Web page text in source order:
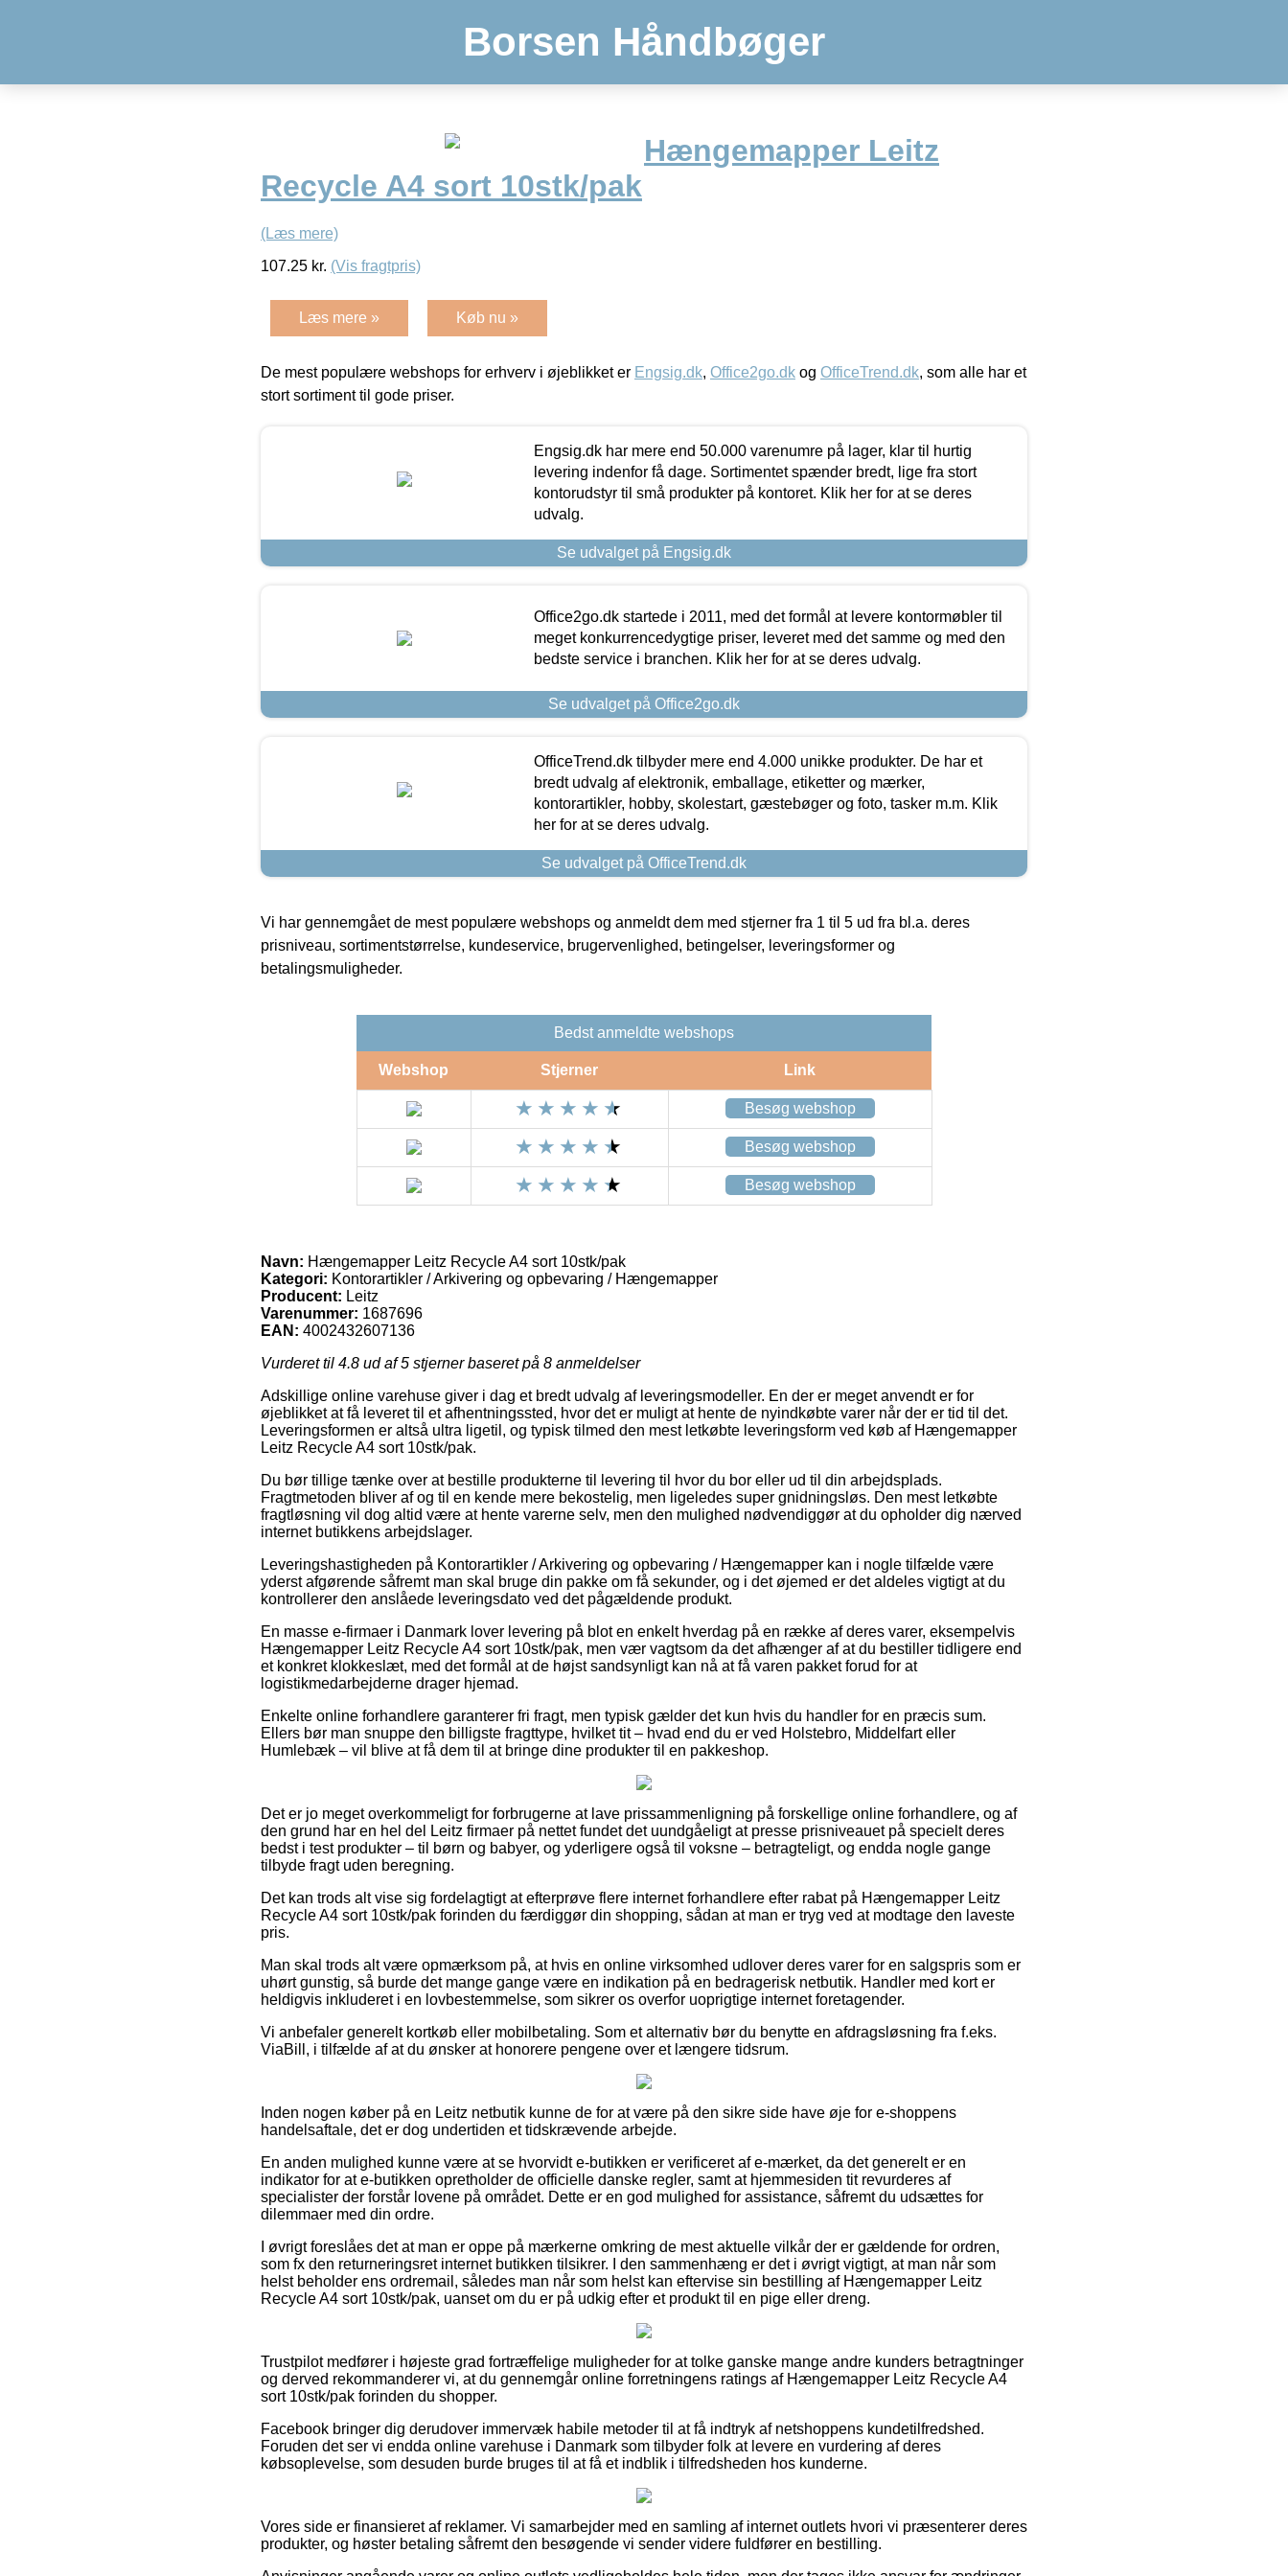
Borsen Håndbøger
Hængemapper Leitz
Recycle A4 sort 10stk/pak
(Læs mere)
107.25 kr. (Vis fragtpris)
Læs mere » Køb nu »
De mest populære webshops for erhverv i øjeblikket er Engsig.dk, Office2go.dk og OfficeTrend.dk, som alle har et
stort sortiment til gode priser.
Engsig.dk har mere end 50.000 varenumre på lager, klar til hurtig
levering indenfor få dage. Sortimentet spænder bredt, lige fra stort
kontorudstyr til små produkter på kontoret. Klik her for at se deres
udvalg.
Se udvalget på Engsig.dk
Office2go.dk startede i 2011, med det formål at levere kontormøbler til
meget konkurrencedygtige priser, leveret med det samme og med den
bedste service i branchen. Klik her for at se deres udvalg.
Se udvalget på Office2go.dk
OfficeTrend.dk tilbyder mere end 4.000 unikke produkter. De har et
bredt udvalg af elektronik, emballage, etiketter og mærker,
kontorartikler, hobby, skolestart, gæstebøger og foto, tasker m.m. Klik
her for at se deres udvalg.
Se udvalget på OfficeTrend.dk
Vi har gennemgået de mest populære webshops og anmeldt dem med stjerner fra 1 til 5 ud fra bl.a. deres
prisniveau, sortimentstørrelse, kundeservice, brugervenlighed, betingelser, leveringsformer og
betalingsmuligheder.
Bedst anmeldte webshops
Webshop Stjerner Link
Besøg webshop
Besøg webshop
Besøg webshop
Navn: Hængemapper Leitz Recycle A4 sort 10stk/pak
Kategori: Kontorartikler / Arkivering og opbevaring / Hængemapper
Producent: Leitz
Varenummer: 1687696
EAN: 4002432607136
Vurderet til 4.8 ud af 5 stjerner baseret på 8 anmeldelser
Adskillige online varehuse giver i dag et bredt udvalg af leveringsmodeller. En der er meget anvendt er for
øjeblikket at få leveret til et afhentningssted, hvor det er muligt at hente de nyindkøbte varer når der er tid til det.
Leveringsformen er altså ultra ligetil, og typisk tilmed den mest letkøbte leveringsform ved køb af Hængemapper
Leitz Recycle A4 sort 10stk/pak.
Du bør tillige tænke over at bestille produkterne til levering til hvor du bor eller ud til din arbejdsplads.
Fragtmetoden bliver af og til en kende mere bekostelig, men ligeledes super gnidningsløs. Den mest letkøbte
fragtløsning vil dog altid være at hente varerne selv, men den mulighed nødvendiggør at du opholder dig nærved
internet butikkens arbejdslager.
Leveringshastigheden på Kontorartikler / Arkivering og opbevaring / Hængemapper kan i nogle tilfælde være
yderst afgørende såfremt man skal bruge din pakke om få sekunder, og i det øjemed er det aldeles vigtigt at du
kontrollerer den anslåede leveringsdato ved det pågældende produkt.
En masse e-firmaer i Danmark lover levering på blot en enkelt hverdag på en række af deres varer, eksempelvis
Hængemapper Leitz Recycle A4 sort 10stk/pak, men vær vagtsom da det afhænger af at du bestiller tidligere end
et konkret klokkeslæt, med det formål at de højst sandsynligt kan nå at få varen pakket forud for at
logistikmedarbejderne drager hjemad.
Enkelte online forhandlere garanterer fri fragt, men typisk gælder det kun hvis du handler for en præcis sum.
Ellers bør man snuppe den billigste fragttype, hvilket tit – hvad end du er ved Holstebro, Middelfart eller
Humlebæk – vil blive at få dem til at bringe dine produkter til en pakkeshop.
Det er jo meget overkommeligt for forbrugerne at lave prissammenligning på forskellige online forhandlere, og af
den grund har en hel del Leitz firmaer på nettet fundet det uundgåeligt at presse prisniveauet på specielt deres
bedst i test produkter – til børn og babyer, og yderligere også til voksne – betragteligt, og endda nogle gange
tilbyde fragt uden beregning.
Det kan trods alt vise sig fordelagtigt at efterprøve flere internet forhandlere efter rabat på Hængemapper Leitz
Recycle A4 sort 10stk/pak forinden du færdiggør din shopping, sådan at man er tryg ved at modtage den laveste
pris.
Man skal trods alt være opmærksom på, at hvis en online virksomhed udlover deres varer for en salgspris som er
uhørt gunstig, så burde det mange gange være en indikation på en bedragerisk netbutik. Handler med kort er
heldigvis inkluderet i en lovbestemmelse, som sikrer os overfor uoprigtige internet foretagender.
Vi anbefaler generelt kortkøb eller mobilbetaling. Som et alternativ bør du benytte en afdragsløsning fra f.eks.
ViaBill, i tilfælde af at du ønsker at honorere pengene over et længere tidsrum.
Inden nogen køber på en Leitz netbutik kunne de for at være på den sikre side have øje for e-shoppens
handelsaftale, det er dog undertiden et tidskrævende arbejde.
En anden mulighed kunne være at se hvorvidt e-butikken er verificeret af e-mærket, da det generelt er en
indikator for at e-butikken opretholder de officielle danske regler, samt at hjemmesiden tit revurderes af
specialister der forstår lovene på området. Dette er en god mulighed for assistance, såfremt du udsættes for
dilemmaer med din ordre.
I øvrigt foreslåes det at man er oppe på mærkerne omkring de mest aktuelle vilkår der er gældende for ordren,
som fx den returneringsret internet butikken tilsikrer. I den sammenhæng er det i øvrigt vigtigt, at man når som
helst beholder ens ordremail, således man når som helst kan eftervise sin bestilling af Hængemapper Leitz
Recycle A4 sort 10stk/pak, uanset om du er på udkig efter et produkt til en pige eller dreng.
Trustpilot medfører i højeste grad fortræffelige muligheder for at tolke ganske mange andre kunders betragtninger
og derved rekommanderer vi, at du gennemgår online forretningens ratings af Hængemapper Leitz Recycle A4
sort 10stk/pak forinden du shopper.
Facebook bringer dig derudover immervæk habile metoder til at få indtryk af netshoppens kundetilfredshed.
Foruden det ser vi endda online varehuse i Danmark som tilbyder folk at levere en vurdering af deres
købsoplevelse, som desuden burde bruges til at få et indblik i tilfredsheden hos kunderne.
Vores side er finansieret af reklamer. Vi samarbejder med en samling af internet outlets hvori vi præsenterer deres
produkter, og høster betaling såfremt den besøgende vi sender videre fuldfører en bestilling.